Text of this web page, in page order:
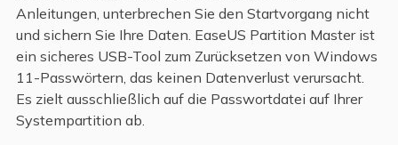
Anleitungen, unterbrechen Sie den Startvorgang nicht
und sichern Sie Ihre Daten. EaseUS Partition Master ist
ein sicheres USB-Tool zum Zurücksetzen von Windows
11-Passwörtern, das keinen Datenverlust verursacht.
Es zielt ausschließlich auf die Passwortdatei auf Ihrer
Systempartition ab.